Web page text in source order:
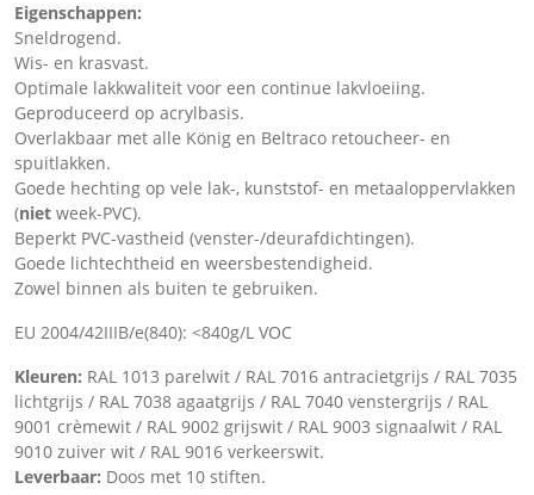
Eigenschappen:
Sneldrogend.
Wis- en krasvast.
Optimale lakkwaliteit voor een continue lakvloeiing.
Geproduceerd op acrylbasis.
Overlakbaar met alle König en Beltraco retoucheer- en
spuitlakken.
Goede hechting op vele lak-, kunststof- en metaaloppervlakken
(niet week-PVC).
Beperkt PVC-vastheid (venster-/deurafdichtingen).
Goede lichtechtheid en weersbestendigheid.
Zowel binnen als buiten te gebruiken.
EU 2004/42IIIB/e(840): <840g/L VOC
Kleuren: RAL 1013 parelwit / RAL 7016 antracietgrijs / RAL 7035
lichtgrijs / RAL 7038 agaatgrijs / RAL 7040 venstergrijs / RAL
9001 crèmewit / RAL 9002 grijswit / RAL 9003 signaalwit / RAL
9010 zuiver wit / RAL 9016 verkeerswit.
Leverbaar: Doos met 10 stiften.